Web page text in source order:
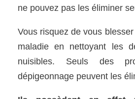
ne pouvez pas les éliminer
Vous risquez de vous blesser
maladie en nettoyant les
nuisibles. Seuls des
dépigeonnage peuvent les